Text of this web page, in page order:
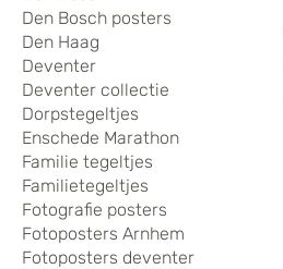
Den Bosch posters
Den Haag
Deventer
Deventer collectie
Dorpstegeltjes
Enschede Marathon
Familie tegeltjes
Familietegeltjes
Fotografie posters
Fotoposters Arnhem
Fotoposters deventer